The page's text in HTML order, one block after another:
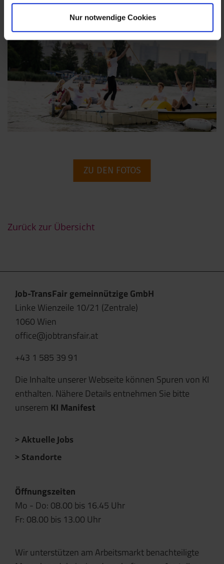
Nur notwendige Cookies
ZU DEN FOTOS
Zurück zur Übersicht
Job-TransFair gemeinnützige GmbH
Linke Wienzeile 10/21 (Zentrale)
1060 Wien
office@jobtransfair.at
+43 1 585 39 91
Die Inhalte unserer Webseite können Spuren von KI
enthalten. Nähere Details entnehmen Sie bitte
unserem KI Manifest
Aktuelle Jobs
Standorte
Öffnungszeiten
Mo - Do: 08.00 bis 16.45 Uhr
Fr: 08.00 bis 13.00 Uhr
Wir unterstützen am Arbeitsmarkt benachteiligte